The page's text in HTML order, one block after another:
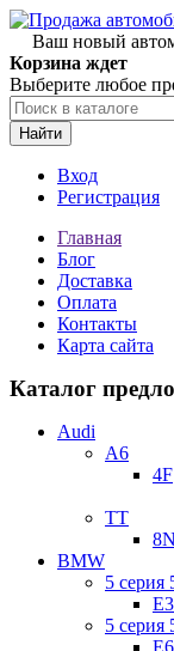
Ваш новый
Корзина ждет
Выберите любое
Найти
Вход
Регистрация
Главная
Блог
Доставка
Оплата
Контакты
Карта сайта
Каталог
Audi
A6
4F
TT
8N
BMW
5 серия
5 серия